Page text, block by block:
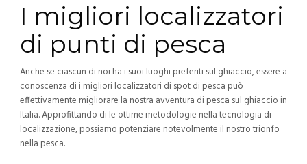
I migliori localizzatori
di punti di pesca
Anche se ciascun di noi ha i suoi luoghi preferiti sul ghiaccio, essere a
conoscenza di i migliori localizzatori di spot di pesca può
effettivamente migliorare la nostra avventura di pesca sul ghiaccio in
Italia. Approfittando di le ottime metodologie nella tecnologia di
localizzazione, possiamo potenziare notevolmente il nostro trionfo
nella pesca.